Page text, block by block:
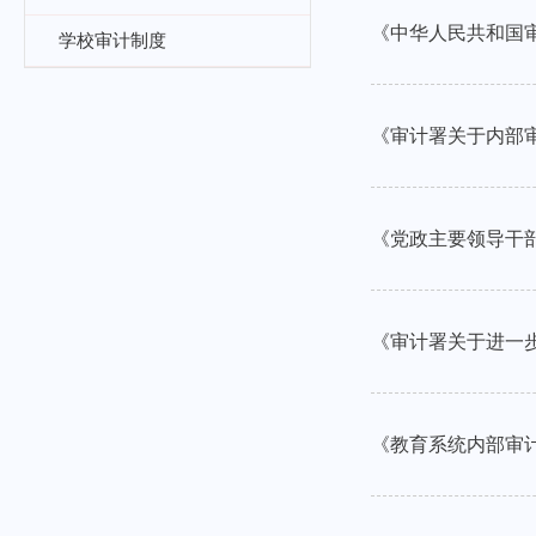
学校审计制度 《中华人民共和国
《审计署关于内
《党政主要领导
《审计署关于进
《教育系统内部